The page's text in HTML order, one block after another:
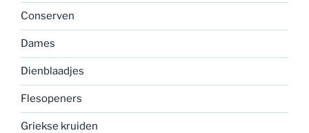
Conserven
Dames
Dienblaadjes
Flesopeners
Griekse kruiden